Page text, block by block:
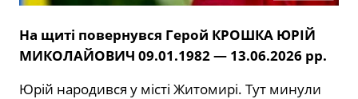
На щиті повернувся Герой КРОШКА ЮРІЙ
МИКОЛАЙОВИЧ 09.01.1982 — 13.06.2026 рр.
Юрій народився у місті Житомирі. Тут минули